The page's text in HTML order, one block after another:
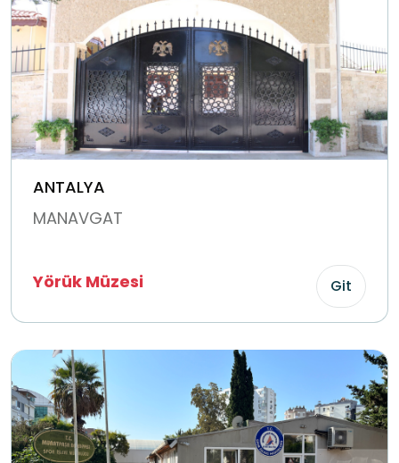
ANTALYA
MANAVGAT
Yörük Müzesi Git